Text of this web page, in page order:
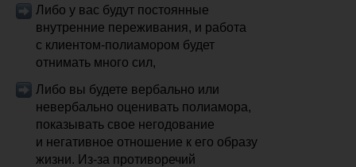
Либо у вас будут постоянные
внутренние переживания, и работа
с клиентом-полиамором будет
отнимать много сил,
Либо вы будете вербально или
невербально оценивать полиамора,
показывать свое негодование
и негативное отношение к его образу
жизни. Из-за противоречий